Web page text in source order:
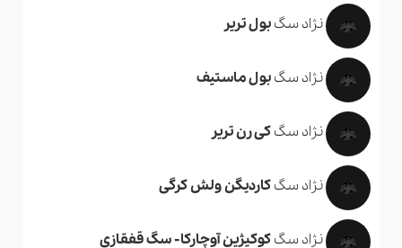
نژاد سگبول تریر
نژاد سگبول ماستیف
نژاد سگکی رن تریر
نژاد سگکاردیگن ولش کرگی
نژاد سگکوکیژین آوچارکا- سگ قفقازی